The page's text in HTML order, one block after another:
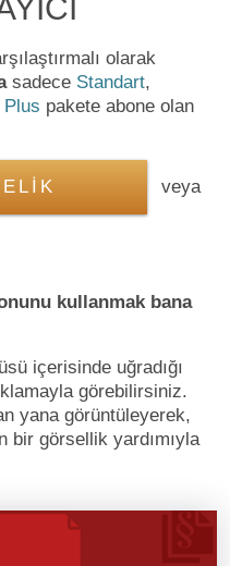
olarak
sadece Standart,
pakete abone olan
veya
kullanmak bana
içerisinde uğradığı
görebilirsiniz.
yana görüntüleyerek,
bir görsellik yardımıyla